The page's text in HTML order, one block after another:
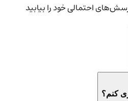
احتمالی خود را بیابید